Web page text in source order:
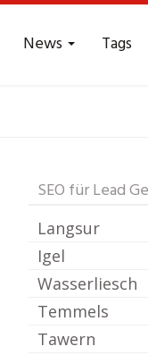
News Tags
SEO für Lead
Langsur
Igel
Wasserliesch
Temmels
Tawern